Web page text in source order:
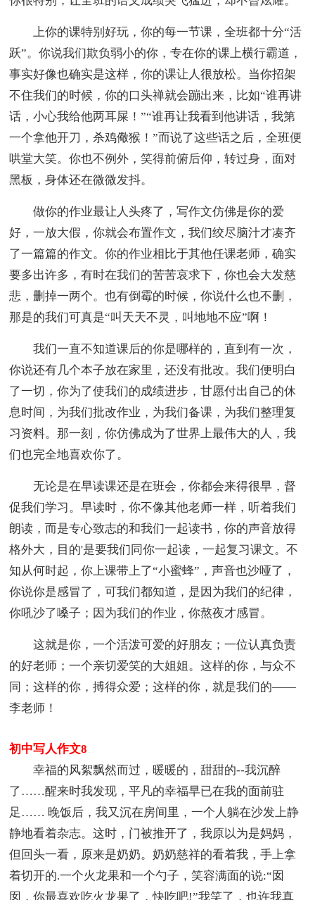
上你的课特别好玩，你的每一节课，全班都十分“活
跃”。你说我们欺负弱小的你，专在你的课上横行霸道，
事实好像也确实是这样，你的课让人很放松。当你招架
不住我们的时候，你的口头禅就会蹦出来，比如“谁再讲
话，小心我给他两耳屎！”“谁再让我看到他讲话，我第
一个拿他开刀，杀鸡儆猴！”而说了这些话之后，全班便
哄堂大笑。你也不例外，笑得前俯后仰，转过身，面对
黑板，身体还在微微发抖。
做你的作业最让人头疼了，写作文仿佛是你的爱
好，一放大假，你就会布置作文，我们绞尽脑汁才凑齐
了一篇篇的作文。你的作业相比于其他任课老师，确实
要多出许多，有时在我们的苦苦哀求下，你也会大发慈
悲，删掉一两个。也有倒霉的时候，你说什么也不删，
那是的我们可真是“叫天天不灵，叫地地不应”啊！
我们一直不知道课后的你是哪样的，直到有一次，
你说还有几个本子放在家里，还没有批改。我们便明白
了一切，你为了使我们的成绩进步，甘愿付出自己的休
息时间，为我们批改作业，为我们备课，为我们整理复
习资料。那一刻，你仿佛成为了世界上最伟大的人，我
们也完全地喜欢你了。
无论是在早读课还是在班会，你都会来得很早，督
促我们学习。早读时，你不像其他老师一样，听着我们
朗读，而是专心致志的和我们一起读书，你的声音放得
格外大，目的'是要我们同你一起读，一起复习课文。不
知从何时起，你上课带上了“小蜜蜂”，声音也沙哑了，
你说你是感冒了，可我们都知道，是因为我们的纪律，
你吼沙了嗓子；因为我们的作业，你熬夜才感冒。
这就是你，一个活泼可爱的好朋友；一位认真负责
的好老师；一个亲切爱笑的大姐姐。这样的你，与众不
同；这样的你，搏得众爱；这样的你，就是我们的——
李老师！
初中写人作文8
幸福的风絮飘然而过，暖暖的，甜甜的--我沉醉
了……醒来时我发现，平凡的幸福早已在我的面前驻
足…… 晚饭后，我又沉在房间里，一个人躺在沙发上静
静地看着杂志。这时，门被推开了，我原以为是妈妈，
但回头一看，原来是奶奶。奶奶慈祥的看着我，手上拿
着切开的.一个火龙果和一个勺子，笑容满面的说:“囡
囡，你最喜欢吃火龙果了，快吃吧!”我笑了，也许我真